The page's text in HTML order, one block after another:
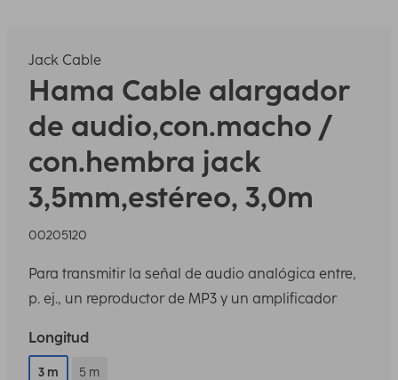
Jack Cable
Hama Cable alargador
de audio,con.macho /
con.hembra jack
3,5mm,estéreo, 3,0m
00205120
Para transmitir la señal de audio analógica entre,
p. ej., un reproductor de MP3 y un amplificador
Longitud
3 m 5 m